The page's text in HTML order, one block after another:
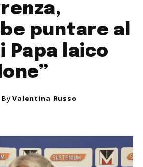
puntare al
Papa laico
By Valentina Russo